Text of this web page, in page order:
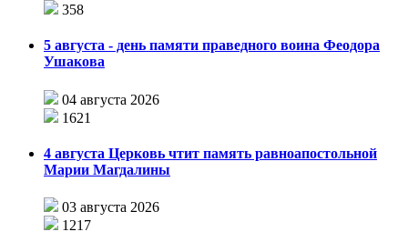
358
5 августа - день памяти праведного воина Феодора
Ушакова
04 августа 2026
1621
4 августа Церковь чтит память равноапостольной
Марии Магдалины
03 августа 2026
1217